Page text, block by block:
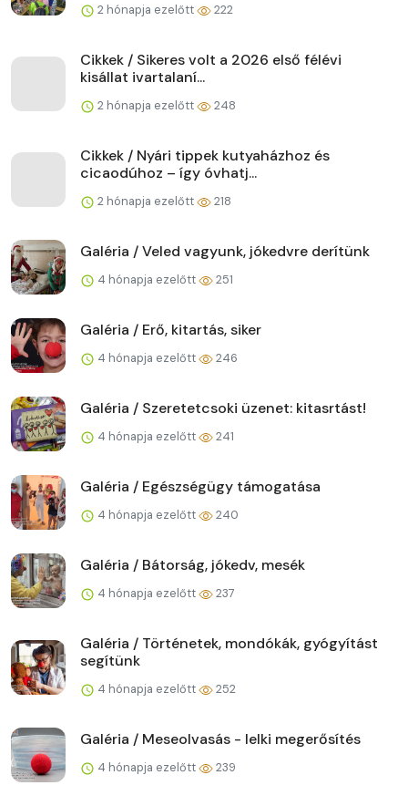
2 hónapja ezelőtt 222
Cikkek / Sikeres volt a 2026 első félévi
kisállat ivartalaní...
2 hónapja ezelőtt 248
Cikkek / Nyári tippek kutyaházhoz és
cicaodúhoz – így óvhatj...
2 hónapja ezelőtt 218
Galéria / Veled vagyunk, jókedvre derítünk
4 hónapja ezelőtt 251
Galéria / Erő, kitartás, siker
4 hónapja ezelőtt 246
Galéria / Szeretetcsoki üzenet: kitasrtást!
4 hónapja ezelőtt 241
Galéria / Egészségügy támogatása
4 hónapja ezelőtt 240
Galéria / Bátorság, jókedv, mesék
4 hónapja ezelőtt 237
Galéria / Történetek, mondókák, gyógyítást
segítünk
4 hónapja ezelőtt 252
Galéria / Meseolvasás - lelki megerősítés
4 hónapja ezelőtt 239